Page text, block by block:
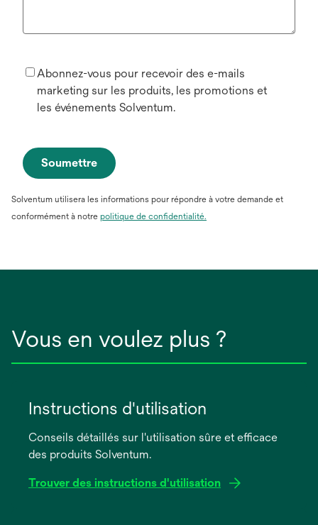
Abonnez-vous pour recevoir des e-mails
marketing sur les produits, les promotions et
les événements Solventum.
Soumettre
Solventum utilisera les informations pour répondre à votre demande et
conformément à notre politique de confidentialité.
Vous en voulez plus ?
Instructions d'utilisation
Conseils détaillés sur l'utilisation sûre et efficace
des produits Solventum.
Trouver des instructions d'utilisation